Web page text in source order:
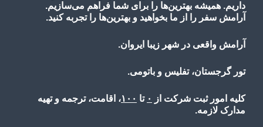
داریم. همیشه بهترین‌ها را برای شما فراهم می‌سازیم.
آرامش سفر را از ما بخواهید و بهترین‌ها را تجربه کنید.
آرامش واقعی در شهر زیبا ایروان.
تور گرجستان، تفلیس و باتومی.
کلیه امور ثبت شرکت از ۰ تا ۱۰۰، اقامت، ترجمه و تهیه
مدارک لازمه.